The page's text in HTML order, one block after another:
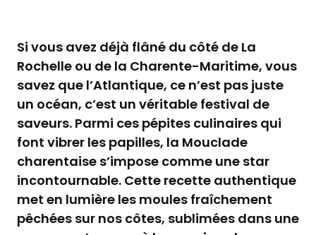
Si vous avez déjà flâné du côté de La
Rochelle ou de la Charente-Maritime, vous
savez que l’Atlantique, ce n’est pas juste
un océan, c’est un véritable festival de
saveurs. Parmi ces pépites culinaires qui
font vibrer les papilles, la Mouclade
charentaise s’impose comme une star
incontournable. Cette recette authentique
met en lumière les moules fraîchement
pêchées sur nos côtes, sublimées dans une